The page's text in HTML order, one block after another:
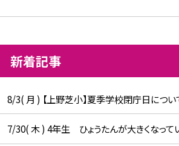
新着記事
8/3( 月 ) 【上野芝小】夏季学校閉庁日につい
7/30( 木 ) 4年生 ひょうたんが大きくなって